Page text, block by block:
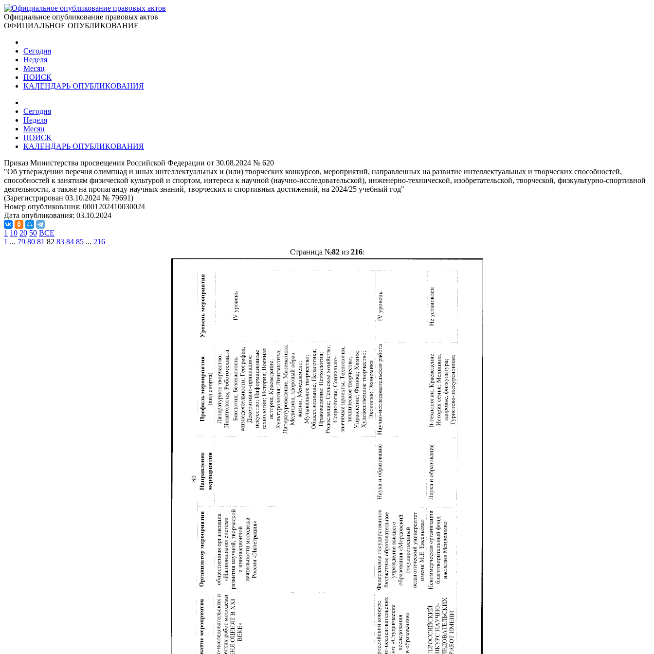
Официальное опубликование правовых актов
ОФИЦИАЛЬНОЕ ОПУБЛИКОВАНИЕ
Сегодня
Неделя
Месяц
ПОИСК
КАЛЕНДАРЬ ОПУБЛИКОВАНИЯ
Сегодня
Неделя
Месяц
ПОИСК
КАЛЕНДАРЬ ОПУБЛИКОВАНИЯ
Приказ Министерства просвещения Российской Федерации от 30.08.2024 № 620
"Об утверждении перечня олимпиад и иных интеллектуальных и (или) творческих конкурсов, мероприятий, направленных на развитие интеллектуальных и творческих способностей,
способностей к занятиям физической культурой и спортом, интереса к научной (научно-исследовательской), инженерно-технической, изобретательской, творческой, физкультурно-спортивной
деятельности, а также на пропаганду научных знаний, творческих и спортивных достижений, на 2024/25 учебный год"
(Зарегистрирован 03.10.2024 № 79691)
Номер опубликования: 0001202410030024
Дата опубликования: 03.10.2024
1 10 20 50 ВСЕ
1 ... 79 80 81 82 83 84 85 ... 216
Страница №82из 216: